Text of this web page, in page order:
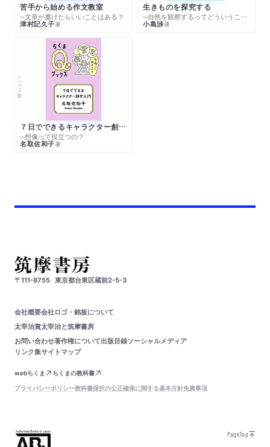
苦手から始める作文教室
─文章が書けたらいいことはある？
津村記久子著
生きものを探究する
─自然を観察するってどういうこと？
小島渉著
シリーズ・全集
７日でできるキャラクター創作入門
─想像って役立つの？
名取佐和子著
〒111-8755 東京都台東区蔵前2-5-3
会社概要会社ロゴ・銘板について
太宰治賞太宰治と筑摩書房
お問い合わせ著作権について出版目録ソーシャルメディア
リンク集サイトマップ
webちくま
ちくまの教科書
プライバシーポリシー教科書採択の公正確保に関する基本方針免責事項
PageTop